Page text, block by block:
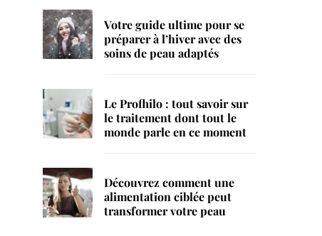
Votre guide ultime pour se
préparer à l’hiver avec des
soins de peau adaptés
Le Profhilo : tout savoir sur
le traitement dont tout le
monde parle en ce moment
Découvrez comment une
alimentation ciblée peut
transformer votre peau